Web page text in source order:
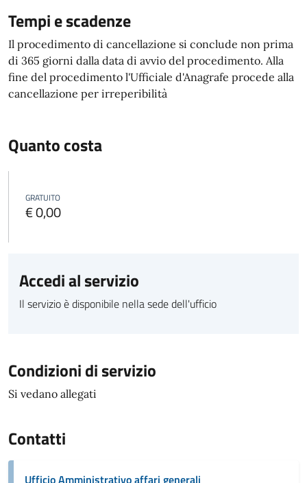
Tempi e scadenze
Il procedimento di cancellazione si conclude non prima
di 365 giorni dalla data di avvio del procedimento. Alla
fine del procedimento l'Ufficiale d'Anagrafe procede alla
cancellazione per irreperibilità
Quanto costa
GRATUITO
€ 0,00
Accedi al servizio
Il servizio è disponibile nella sede dell'ufficio
Condizioni di servizio
Si vedano allegati
Contatti
Ufficio Amministrativo affari generali